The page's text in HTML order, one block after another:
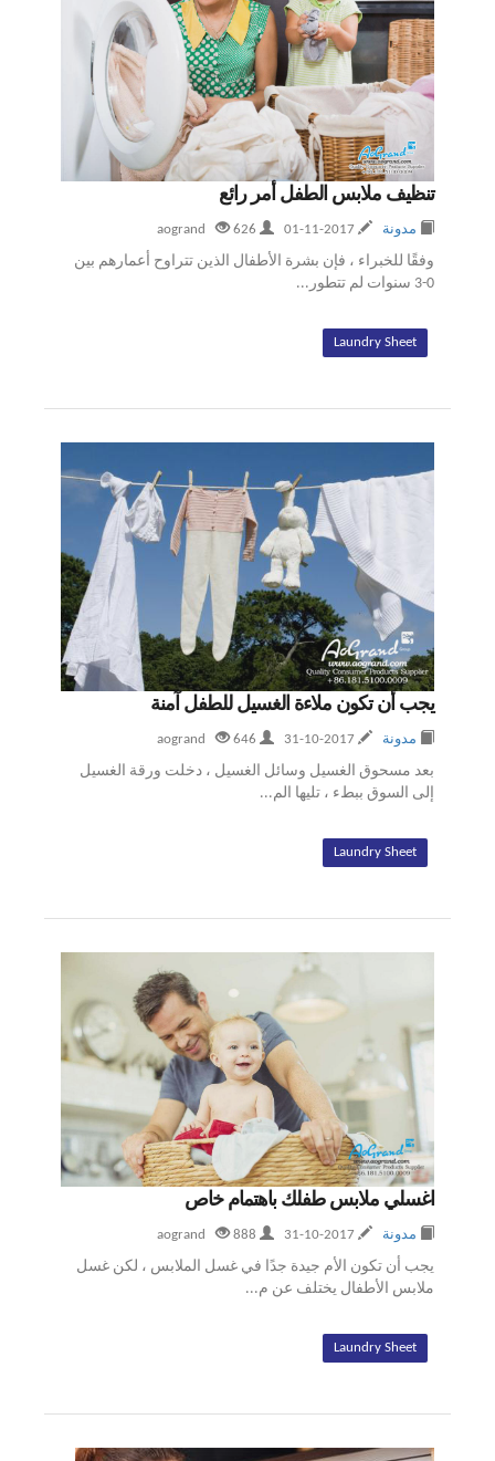
تنظيف ملابس الطفل أمر رائع
مدونة 626
وفقًا للخبراء ، فإن بشرة الأطفال الذين تتراوح أعمارهم بين
0-3 سنوات لم تتطور...
Laundry Sheet
يجب أن تكون ملاءة الغسيل للطفل آمنة
مدونة 646
بعد مسحوق الغسيل وسائل الغسيل ، دخلت ورقة الغسيل
إلى السوق ببطء ، تليها الم...
Laundry Sheet
اغسلي ملابس طفلك باهتمام خاص
مدونة 888
يجب أن تكون الأم جيدة جدًا في غسل الملابس ، لكن غسل
ملابس الأطفال يختلف عن م...
Laundry Sheet